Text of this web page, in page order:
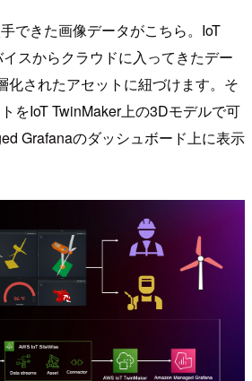
できた画像データがこちら。IoT
スからクラウドに入ってきたデー
化されたアセットに紐づけます。そ
をIoT TwinMaker上の3Dモデルで可
Grafanaのダッシュボード上に表示